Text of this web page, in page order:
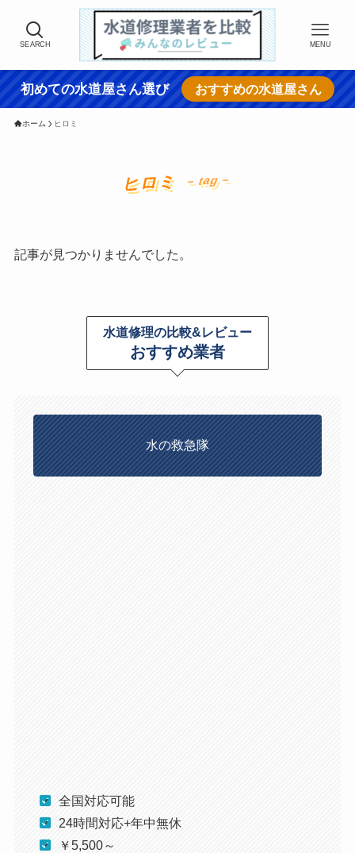
SEARCH MENU
初めての水道屋さん選び おすすめの水道屋さん
ホーム ヒロミ
ヒロミ – tag –
記事が見つかりませんでした。
水道修理の比較&レビュー
おすすめ業者
水の救急隊
全国対応可能
24時間対応+年中無休
￥5,500～